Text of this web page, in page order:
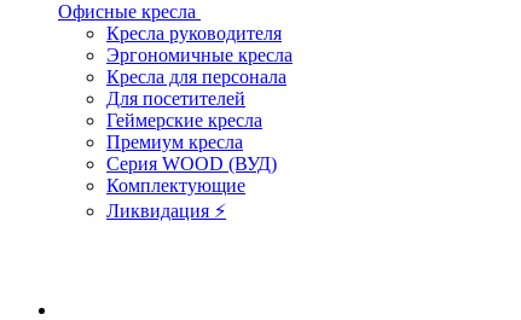
Офисные кресла
Кресла руководителя
Эргономичные кресла
Кресла для персонала
Для посетителей
Геймерские кресла
Премиум кресла
Серия WOOD (ВУД)
Комплектующие
Ликвидация ⚡